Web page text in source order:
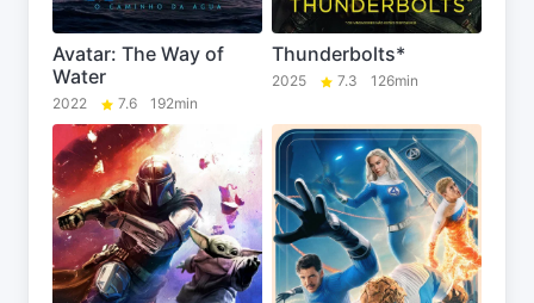
Avatar: The Way of
Water
2022 7.6 192min
Thunderbolts*
2025 7.3 126min